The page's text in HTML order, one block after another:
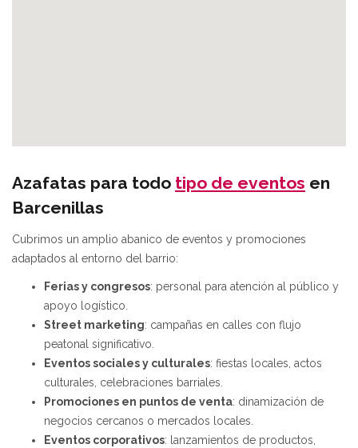
Azafatas para todo tipo de eventos en
Barcenillas
Cubrimos un amplio abanico de eventos y promociones
adaptados al entorno del barrio:
Ferias y congresos: personal para atención al público y
apoyo logístico.
Street marketing: campañas en calles con flujo
peatonal significativo.
Eventos sociales y culturales: fiestas locales, actos
culturales, celebraciones barriales.
Promociones en puntos de venta: dinamización de
negocios cercanos o mercados locales.
Eventos corporativos: lanzamientos de productos,